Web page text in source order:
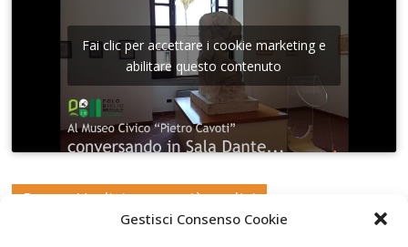
Gestisci Consenso Cookie
Fai clic per accettare i cookie marketing e
abilitare questo contenuto
Pasca. Undici e non più undici